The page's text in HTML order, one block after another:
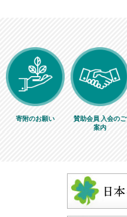
寄附のお願い
賛助会員 入会のご
案内